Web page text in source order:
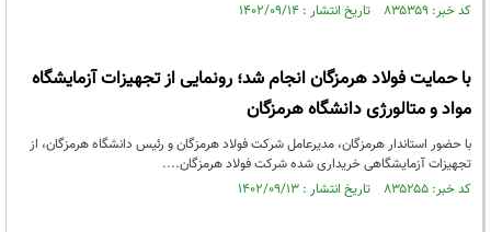
کد خبر: ۸۳۵۳۵۹ تاریخ انتشار : ۱۴۰۲/۰۹/۱۴
با حمایت فولاد هرمزگان انجام شد؛ رونمایی از تجهیزات آزمایشگاه
مواد و متالورژی دانشگاه هرمزگان
با حضور استاندار هرمزگان، مدیرعامل شرکت فولاد هرمزگان و رئیس دانشگاه هرمزگان، از
تجهیزات آزمایشگاهی خریداری شده شرکت فولاد هرمزگان....
کد خبر: ۸۳۵۲۵۵ تاریخ انتشار : ۱۴۰۲/۰۹/۱۳